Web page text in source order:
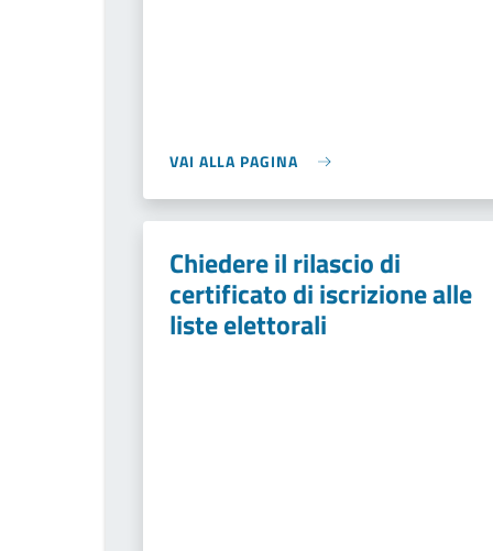
VAI ALLA PAGINA
Chiedere il rilascio di
certificato di iscrizione alle
liste elettorali